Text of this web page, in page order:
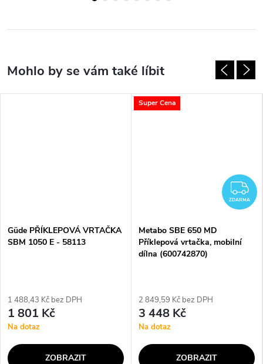
Güde PŘÍKLEPOVÁ VRTAČKA
SBM 1050 E - 58113
1 488,43 Kč bez DPH
1 801 Kč
Na dotaz
ZOBRAZIT
Super Cena
ZDARMA
Metabo SBE 650 MD
Příklepová vrtačka, mobilní
dílna (600742870)
2 849,59 Kč bez DPH
3 448 Kč
Na dotaz
ZOBRAZIT